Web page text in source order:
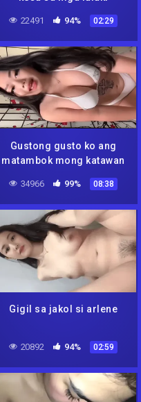
22491 94% 02:29
Gustong gusto ko ang
matambok mong katawan
34966 99% 08:38
Gigil sa jakol si arlene
20892 94% 02:59